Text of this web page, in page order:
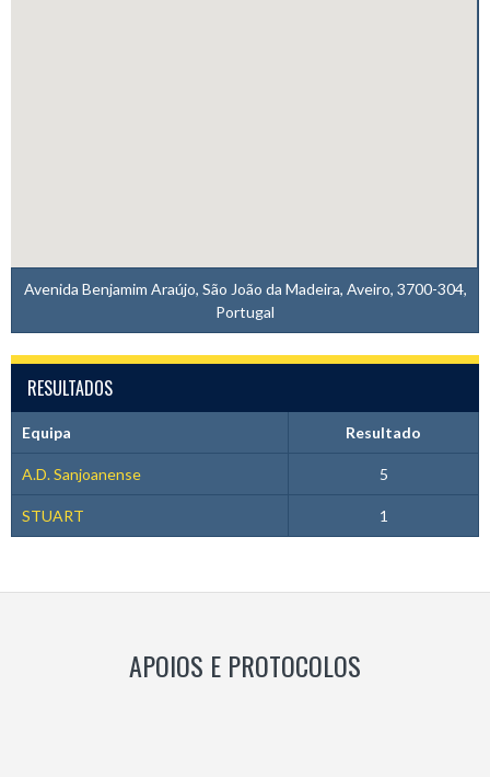
Avenida Benjamim Araújo, São João da Madeira, Aveiro, 3700-304,
Portugal
RESULTADOS
Equipa Resultado
A.D. Sanjoanense 5
STUART 1
APOIOS E PROTOCOLOS